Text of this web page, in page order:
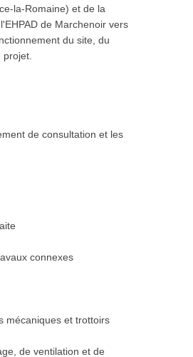
la-Romaine) et de la
de Marchenoir vers
du site, du
projet.
de consultation et les
connexes
mécaniques et trottoirs
de ventilation et de